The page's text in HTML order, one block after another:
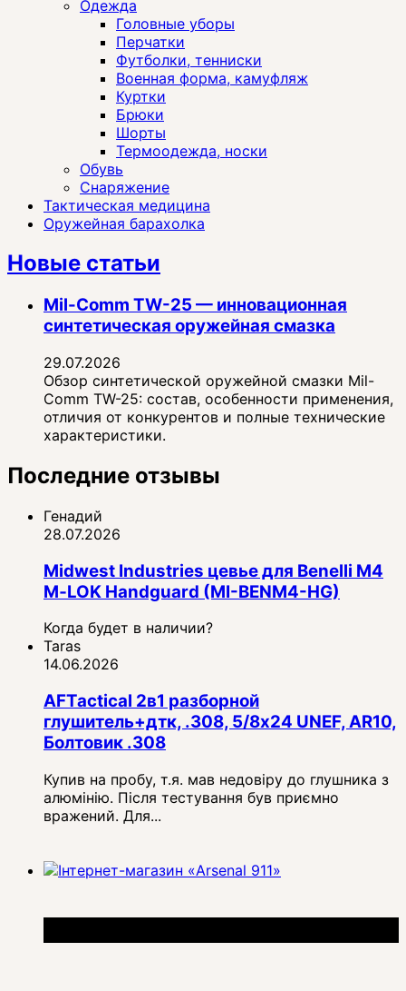
Одежда
Головные уборы
Перчатки
Футболки, тенниски
Военная форма, камуфляж
Куртки
Брюки
Шорты
Термоодежда, носки
Обувь
Снаряжение
Тактическая медицина
Оружейная барахолка
Новые статьи
Mil-Comm TW-25 — инновационная
синтетическая оружейная смазка
29.07.2026
Обзор синтетической оружейной смазки Mil-
Comm TW-25: состав, особенности применения,
отличия от конкурентов и полные технические
характеристики.
Последние отзывы
Генадий
28.07.2026
Midwest Industries цевье для Benelli M4
M‑LOK Handguard (MI-BENM4-HG)
Когда будет в наличии?
Taras
14.06.2026
AFTactical 2в1 разборной
глушитель+дтк, .308, 5/8x24 UNEF, AR10,
Болтовик .308
Купив на пробу, т.я. мав недовіру до глушника з
алюмінію. Після тестування був приємно
вражений. Для...